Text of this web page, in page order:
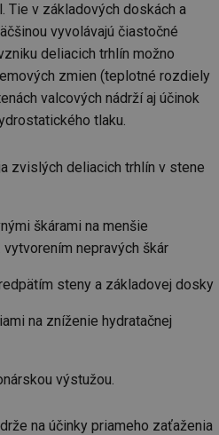
Tie v základových doskách a
vyvolávajú čiastočné
deliacich trhlín možno
zmien (teplotné rozdiely
valcových nádrží aj účinok
tlaku.
zvislých deliacich trhlín v stene
škárami na menšie
nepravých škár
steny a základovej dosky
na zníženie hydratačnej
výstužou.
na účinky priameho zaťaženia